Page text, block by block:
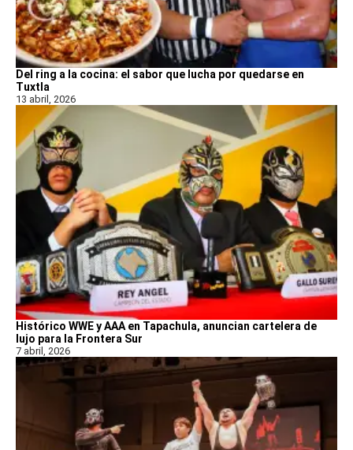
Del ring a la cocina: el sabor que lucha por quedarse en
Tuxtla
13 abril, 2026
Histórico WWE y AAA en Tapachula, anuncian cartelera de
lujo para la Frontera Sur
7 abril, 2026